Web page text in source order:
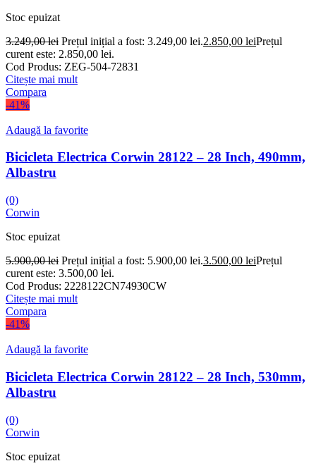
Stoc epuizat
3.249,00lei Prețul inițial a fost: 3.249,00 lei.2.850,00 leiPrețul
curent este: 2.850,00 lei.
Cod Produs: ZEG-504-72831
Citește mai mult
Compara
-41%
Adaugă la favorite
Bicicleta Electrica Corwin 28122 – 28 Inch, 490mm,
Albastru
(0)
Corwin
Stoc epuizat
5.900,00lei Prețul inițial a fost: 5.900,00 lei.3.500,00 leiPrețul
curent este: 3.500,00 lei.
Cod Produs: 2228122CN74930CW
Citește mai mult
Compara
-41%
Adaugă la favorite
Bicicleta Electrica Corwin 28122 – 28 Inch, 530mm,
Albastru
(0)
Corwin
Stoc epuizat